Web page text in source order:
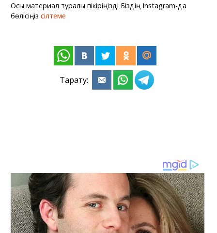
Осы материал туралы пікіріңізді Біздің Instagram-да
бөлісіңіз сілтеме
Тарату: